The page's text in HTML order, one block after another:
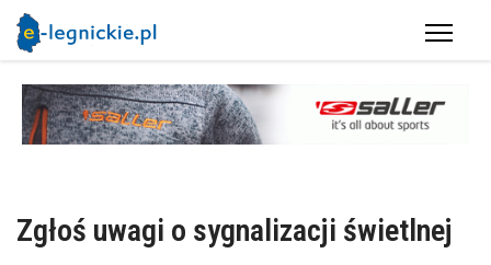
Zgłoś uwagi o sygnalizacji świetlnej